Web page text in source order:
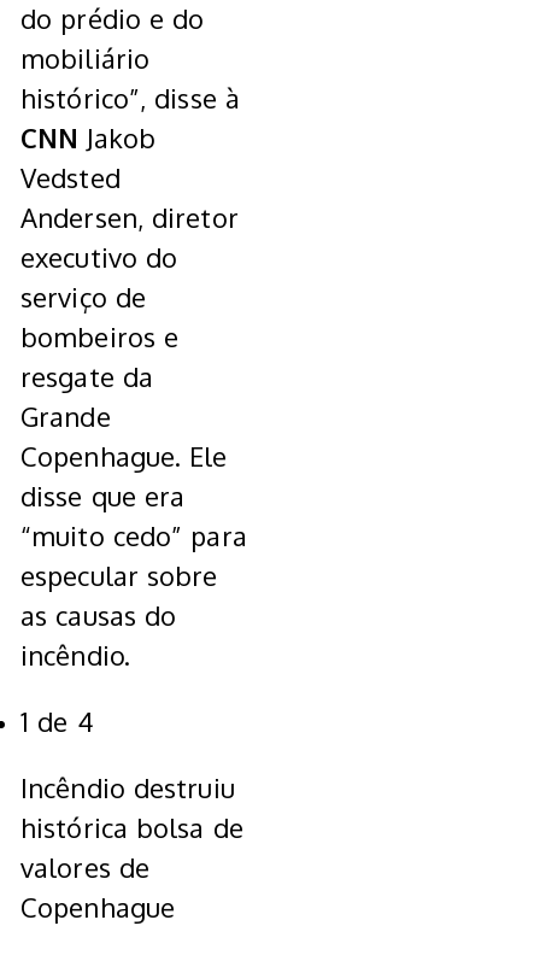
do prédio e do
mobiliário
histórico”, disse à
CNN Jakob
Vedsted
Andersen, diretor
executivo do
serviço de
bombeiros e
resgate da
Grande
Copenhague. Ele
disse que era
“muito cedo” para
especular sobre
as causas do
incêndio.
1 de 4
Incêndio destruiu
histórica bolsa de
valores de
Copenhague